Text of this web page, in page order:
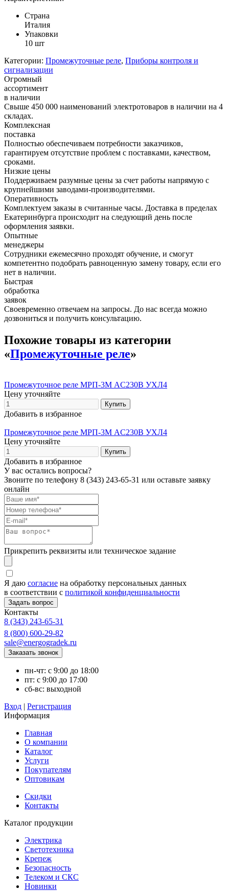
Страна
Италия
Упаковки
10 шт
Категории: Промежуточные реле, Приборы контроля и
сигнализации
Огромный
ассортимент
в наличии
Свыше 450 000 наименований электротоваров в наличии на 4
складах.
Комплексная
поставка
Полностью обеспечиваем потребности заказчиков,
гарантируем отсутствие проблем с поставками, качеством,
сроками.
Низкие цены
Поддерживаем разумные цены за счет работы напрямую с
крупнейшими заводами-производителями.
Оперативность
Комплектуем заказы в считанные часы. Доставка в пределах
Екатеринбурга происходит на следующий день после
оформления заявки.
Опытные
менеджеры
Сотрудники ежемесячно проходят обучение, и смогут
компетентно подобрать равноценную замену товару, если его
нет в наличии.
Быстрая
обработка
заявок
Своевременно отвечаем на запросы. До нас всегда можно
дозвониться и получить консультацию.
Похожие товары из категории
«Промежуточные реле»
Промежуточное реле МРП-3М AC230В УХЛ4
Цену уточняйте
Добавить в избранное
Промежуточное реле МРП-3М AC230В УХЛ4
Цену уточняйте
Добавить в избранное
У вас остались вопросы?
Звоните по телефону 8 (343) 243-65-31 или оставьте заявку
онлайн
Прикрепить реквизиты или техническое задание
Я даю согласие на обработку персональных данных
в соответствии с политикой конфиденциальности
Контакты
8 (343) 243-65-31
8 (800) 600-29-82
sale@energogradek.ru
пн-чт: с 9:00 до 18:00
пт: с 9:00 до 17:00
сб-вс: выходной
Вход | Регистрация
Информация
Главная
О компании
Каталог
Услуги
Покупателям
Оптовикам
Скидки
Контакты
Каталог продукции
Электрика
Светотехника
Крепеж
Безопасность
Телеком и СКС
Новинки